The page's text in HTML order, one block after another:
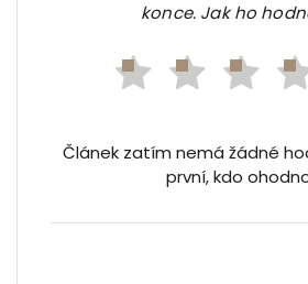
konce. Jak ho
Článek zatím nemá žádné
první, kdo